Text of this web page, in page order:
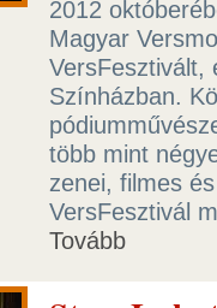
2012
Magyar
VersFesztivált,
Színházban.
több mint
zenei, filmes
VersFesztivál
Tovább